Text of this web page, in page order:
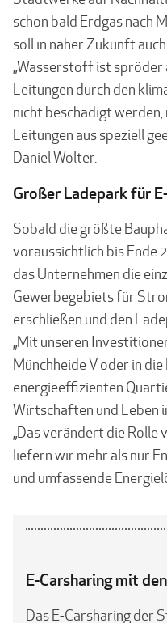
schon bald Erdgas nach
soll in naher Zukunft
„Wasserstoff ist spröder
Leitungen durch den
nicht beschädigt
Leitungen aus speziell
Daniel Wolter.
Großer Ladepark für
Sobald die größte
voraussichtlich bis Ende
das Unternehmen die
Gewerbegebiets für
erschließen und den
„Mit unseren
Münchheide V oder in
energieeffizienten
Wirtschaften und Leben
„Das verändert die
liefern wir mehr als nur
und umfassende
E-Carsharing mit
Das E-Carsharing der